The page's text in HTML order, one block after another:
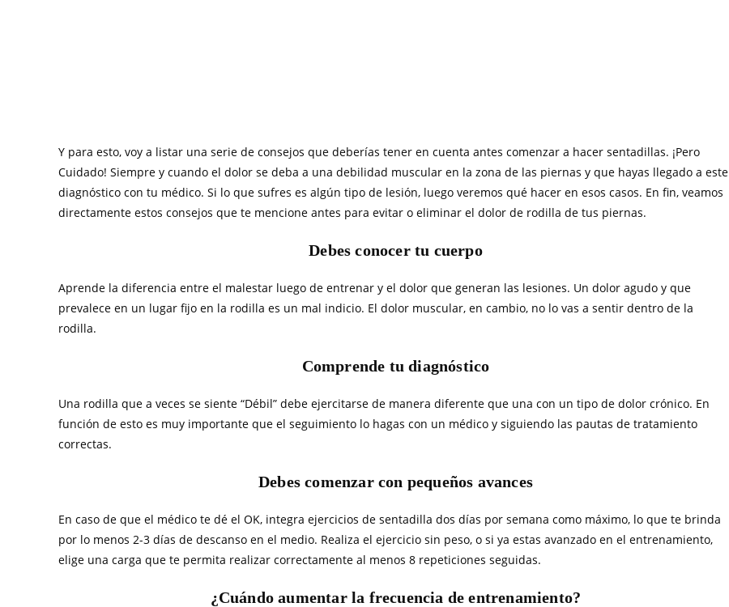
Y para esto, voy a listar una serie de consejos que deberías tener en cuenta antes comenzar a hacer sentadillas. ¡Pero
Cuidado! Siempre y cuando el dolor se deba a una debilidad muscular en la zona de las piernas y que hayas llegado a este
diagnóstico con tu médico. Si lo que sufres es algún tipo de lesión, luego veremos qué hacer en esos casos. En fin, veamos
directamente estos consejos que te mencione antes para evitar o eliminar el dolor de rodilla de tus piernas.
Debes conocer tu cuerpo
Aprende la diferencia entre el malestar luego de entrenar y el dolor que generan las lesiones. Un dolor agudo y que
prevalece en un lugar fijo en la rodilla es un mal indicio. El dolor muscular, en cambio, no lo vas a sentir dentro de la
rodilla.
Comprende tu diagnóstico
Una rodilla que a veces se siente “Débil” debe ejercitarse de manera diferente que una con un tipo de dolor crónico. En
función de esto es muy importante que el seguimiento lo hagas con un médico y siguiendo las pautas de tratamiento
correctas.
Debes comenzar con pequeños avances
En caso de que el médico te dé el OK, integra ejercicios de sentadilla dos días por semana como máximo, lo que te brinda
por lo menos 2-3 días de descanso en el medio. Realiza el ejercicio sin peso, o si ya estas avanzado en el entrenamiento,
elige una carga que te permita realizar correctamente al menos 8 repeticiones seguidas.
¿Cuándo aumentar la frecuencia de entrenamiento?